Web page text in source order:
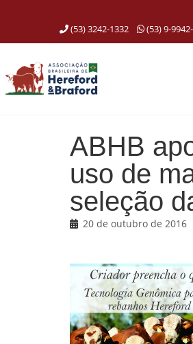
(53) 3242-1332 (53) 9-
ABHB
uso de
seleção
20 de outubro de 2016